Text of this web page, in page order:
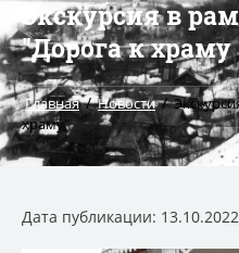
Экскурсия в
"Дорога к храму
Главная / Новости /
храму"
Дата публикации: 13.10.2022